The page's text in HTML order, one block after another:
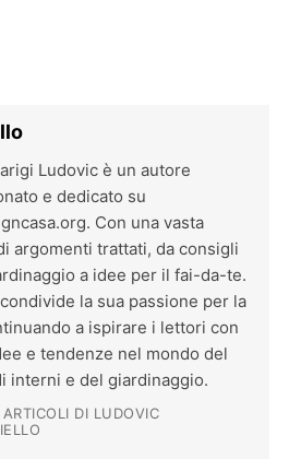
Ludovic è un autore
e dedicato su
Con una vasta
argomenti trattati, da consigli
a idee per il fai-da-te.
la sua passione per la
a ispirare i lettori con
e tendenze nel mondo del
interni e del giardinaggio.
DI LUDOVIC